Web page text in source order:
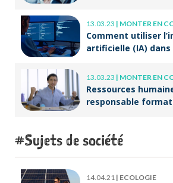
13.03.23 | MONTER EN
Comment utiliser
artificielle (IA)
13.03.23 | MONTER EN
Ressources
responsable
Sujets de société
14.04.21 | ECOLOGIE